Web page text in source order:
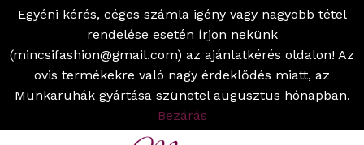
Egyéni kérés, céges számla igény vagy nagyobb tétel
rendelése esetén írjon nekünk
(mincsifashion@gmail.com) az ajánlatkérés oldalon! Az
ovis termékekre való nagy érdeklődés miatt, az
Munkaruhák gyártása szünetel augusztus hónapban.
Bezárás